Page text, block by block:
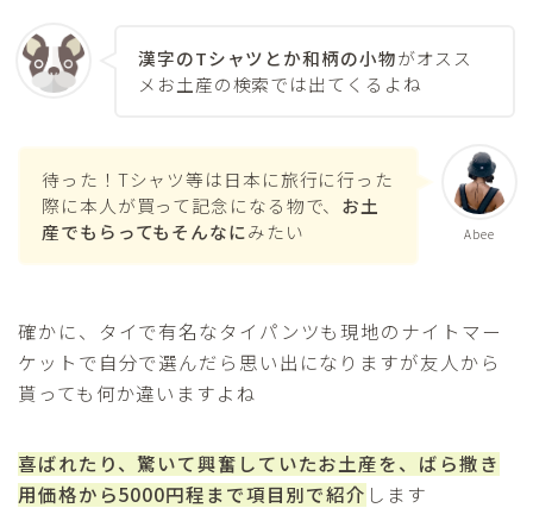
漢字のTシャツとか和柄の小物がオスス
メお土産の検索では出てくるよね
Abee
待った！Tシャツ等は日本に旅行に行った
際に本人が買って記念になる物で、 お土
産でもらってもそんなにみたい
確かに、タイで有名なタイパンツも現地のナイトマー
ケットで自分で選んだら思い出になりますが友人から
貰っても何か違いますよね
喜ばれたり、驚いて興奮していたお土産を、ばら撒き
用価格から5000円程まで項目別で紹介 します